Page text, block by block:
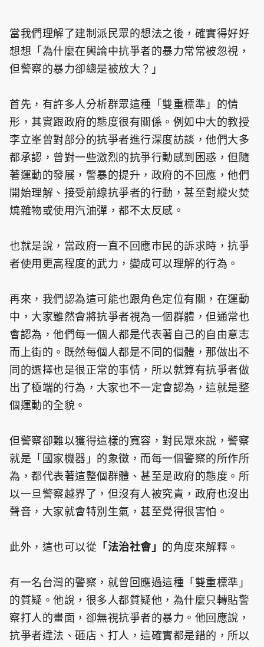
當我們理解了建制派民眾的想法之後，確實得好好
想想「為什麼在輿論中抗爭者的暴力常常被忽視，
但警察的暴力卻總是被放大？」
首先，有許多人分析群眾這種「雙重標準」的情
形，其實跟政府的態度很有關係。例如中大的教授
李立峯曾對部分的抗爭者進行深度訪談，他們大多
都承認，曾對一些激烈的抗爭行動感到困惑，但隨
著運動的發展，警暴的提升，政府的不回應，他們
開始理解、接受前線抗爭者的行動，甚至對縱火焚
燒雜物或使用汽油彈，都不太反感。
也就是說，當政府一直不回應市民的訴求時，抗爭
者使用更高程度的武力，變成可以理解的行為。
再來，我們認為這可能也跟角色定位有關，在運動
中，大家雖然會將抗爭者視為一個群體，但通常也
會認為，他們每一個人都是代表著自己的自由意志
而上街的。既然每個人都是不同的個體，那做出不
同的選擇也是很正常的事情，所以就算有抗爭者做
出了極端的行為，大家也不一定會認為，這就是整
個運動的全貌。
但警察卻難以獲得這樣的寬容，對民眾來說，警察
就是「國家機器」的象徵，而每一個警察的所作所
為，都代表著這整個群體、甚至是政府的態度。所
以一旦警察越界了，但沒有人被究責，政府也沒出
聲音，大家就會特別生氣，甚至覺得很害怕。
此外，這也可以從 「法治社會」 的角度來解釋。
有一名台灣的警察，就曾回應過這種「雙重標準」
的質疑。他說，很多人都質疑他，為什麼只轉貼警
察打人的畫面，卻無視抗爭者的暴力。他回應說，
抗爭者違法、砸店、打人，這確實都是錯的，所以